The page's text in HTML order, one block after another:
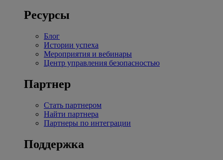
Ресурсы
Блог
Истории успеха
Мероприятия и вебинары
Центр управления безопасностью
Партнер
Стать партнером
Найти партнера
Партнеры по интеграции
Поддержка